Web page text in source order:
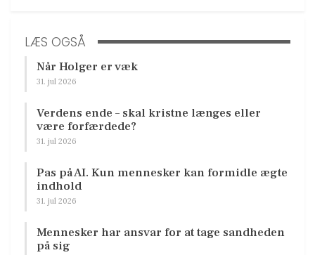
LÆS OGSÅ
Når Holger er væk
31. jul 2026
Verdens ende – skal kristne længes eller
være forfærdede?
31. jul 2026
Pas på AI. Kun mennesker kan formidle ægte
indhold
31. jul 2026
Mennesker har ansvar for at tage sandheden
på sig